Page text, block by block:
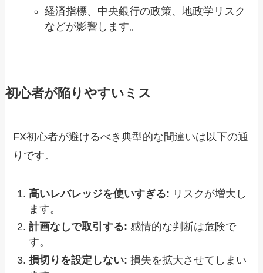
経済指標、中央銀行の政策、地政学リスク
などが影響します。
初心者が陥りやすいミス
FX初心者が避けるべき典型的な間違いは以下の通
りです。
高いレバレッジを使いすぎる: リスクが増大し
ます。
計画なしで取引する: 感情的な判断は危険で
す。
損切りを設定しない: 損失を拡大させてしまい